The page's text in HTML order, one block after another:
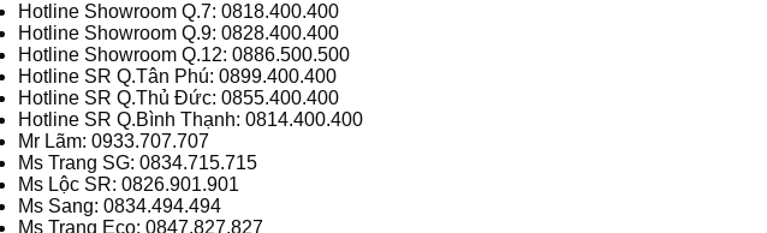
Hotline Showroom Q.7: 0818.400.400
Hotline Showroom Q.9: 0828.400.400
Hotline Showroom Q.12: 0886.500.500
Hotline SR Q.Tân Phú: 0899.400.400
Hotline SR Q.Thủ Đức: 0855.400.400
Hotline SR Q.Bình Thạnh: 0814.400.400
Mr Lãm: 0933.707.707
Ms Trang SG: 0834.715.715
Ms Lộc SR: 0826.901.901
Ms Sang: 0834.494.494
Ms Trang Eco: 0847.827.827